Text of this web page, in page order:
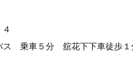
ス 乗車５分 舘花下下車徒歩１